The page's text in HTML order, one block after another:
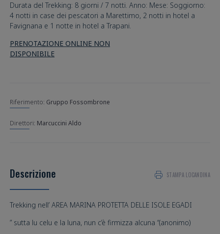
Durata del Trekking: 8 giorni / 7 notti. Anno: Mese: Soggiorno:
4 notti in case dei pescatori a Marettimo, 2 notti in hotel a
Favignana e 1 notte in hotel a Trapani.
PRENOTAZIONE ONLINE NON
DISPONIBILE
Riferimento: Gruppo Fossombrone
Marcuccini Aldo
Descrizione STAMPA LOCANDINA
Trekking nell’ AREA MARINA PROTETTA DELLE ISOLE EGADI
” sutta lu celu e la luna, nun c’è firmizza alcuna “(anonimo)